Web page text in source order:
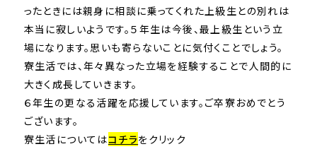
ったときには親身に相談に乗ってくれた上級生との別れは
本当に寂しいようです。５年生は今後、最上級生という立
場になります。思いも寄らないことに気付くことでしょう。
寮生活では、年々異なった立場を経験することで人間的に
大きく成長していきます。
６年生の更なる活躍を応援しています。ご卒寮おめでとう
ございます。
寮生活についてはコチラをクリック